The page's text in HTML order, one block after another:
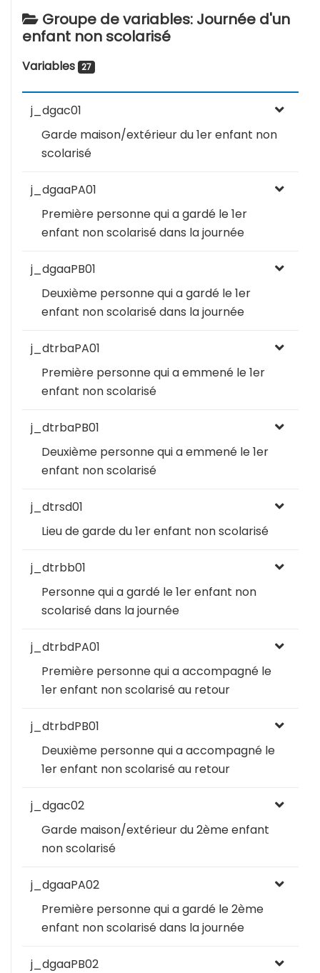
Groupe de variables: Journée d'un
enfant non scolarisé
Variables 27
j_dgac01
Garde maison/extérieur du 1er enfant non
scolarisé
j_dgaaPA01
Première personne qui a gardé le 1er
enfant non scolarisé dans la journée
j_dgaaPB01
Deuxième personne qui a gardé le 1er
enfant non scolarisé dans la journée
j_dtrbaPA01
Première personne qui a emmené le 1er
enfant non scolarisé
j_dtrbaPB01
Deuxième personne qui a emmené le 1er
enfant non scolarisé
j_dtrsd01
Lieu de garde du 1er enfant non scolarisé
j_dtrbb01
Personne qui a gardé le 1er enfant non
scolarisé dans la journée
j_dtrbdPA01
Première personne qui a accompagné le
1er enfant non scolarisé au retour
j_dtrbdPB01
Deuxième personne qui a accompagné le
1er enfant non scolarisé au retour
j_dgac02
Garde maison/extérieur du 2ème enfant
non scolarisé
j_dgaaPA02
Première personne qui a gardé le 2ème
enfant non scolarisé dans la journée
j_dgaaPB02